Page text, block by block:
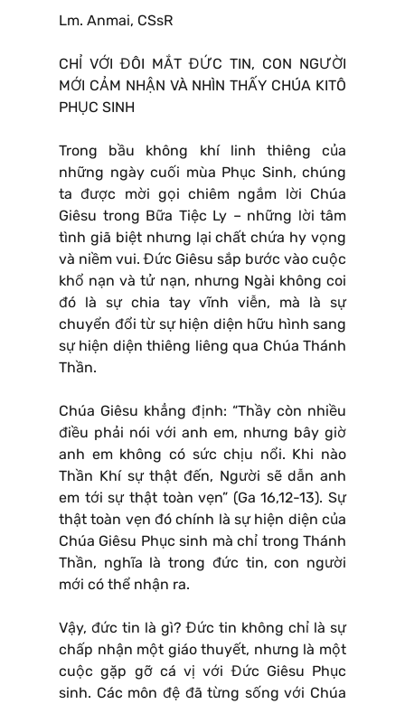
Lm. Anmai, CSsR
CHỈ VỚI ĐÔI MẮT ĐỨC TIN, CON NGƯỜI
MỚI CẢM NHẬN VÀ NHÌN THẤY CHÚA KITÔ
PHỤC SINH
Trong bầu không khí linh thiêng của
những ngày cuối mùa Phục Sinh, chúng
ta được mời gọi chiêm ngắm lời Chúa
Giêsu trong Bữa Tiệc Ly – những lời tâm
tình giã biệt nhưng lại chất chứa hy vọng
và niềm vui. Đức Giêsu sắp bước vào cuộc
khổ nạn và tử nạn, nhưng Ngài không coi
đó là sự chia tay vĩnh viễn, mà là sự
chuyển đổi từ sự hiện diện hữu hình sang
sự hiện diện thiêng liêng qua Chúa Thánh
Thần.
Chúa Giêsu khẳng định: “Thầy còn nhiều
điều phải nói với anh em, nhưng bây giờ
anh em không có sức chịu nổi. Khi nào
Thần Khí sự thật đến, Người sẽ dẫn anh
em tới sự thật toàn vẹn” (Ga 16,12-13). Sự
thật toàn vẹn đó chính là sự hiện diện của
Chúa Giêsu Phục sinh mà chỉ trong Thánh
Thần, nghĩa là trong đức tin, con người
mới có thể nhận ra.
Vậy, đức tin là gì? Đức tin không chỉ là sự
chấp nhận một giáo thuyết, nhưng là một
cuộc gặp gỡ cá vị với Đức Giêsu Phục
sinh. Các môn đệ đã từng sống với Chúa